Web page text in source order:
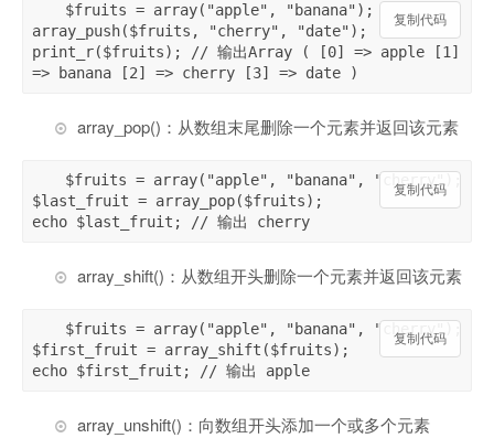
复制代码
$fruits = array("apple", "banana");
array_push($fruits, "cherry", "date");
print_r($fruits); // 输出Array ( [0] => apple [1]
=> banana [2] => cherry [3] => date )
array_pop()：从数组末尾删除一个元素并返回该元素
复制代码
$fruits = array("apple", "banana", "cherry");
$last_fruit = array_pop($fruits);
echo $last_fruit; // 输出 cherry
array_shift()：从数组开头删除一个元素并返回该元素
复制代码
$fruits = array("apple", "banana", "cherry");
$first_fruit = array_shift($fruits);
echo $first_fruit; // 输出 apple
array_unshift()：向数组开头添加一个或多个元素